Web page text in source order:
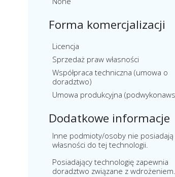
Forma komercjalizacji
Licencja
Sprzedaż praw własności
Współpraca techniczna (umowa o
doradztwo)
Umowa produkcyjna
Dodatkowe informacje
Inne podmioty/osoby nie
własności do tej technologii.
Posiadający technologię zapewnia
doradztwo związane z wdrożeniem.